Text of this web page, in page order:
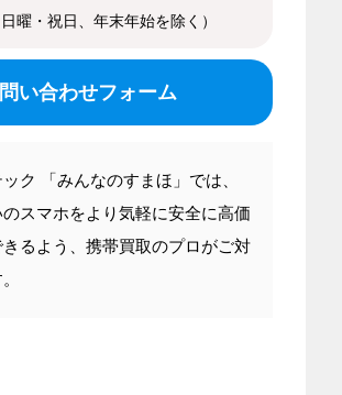
日曜・祝日、年末年始を除く）
い合わせフォーム
ク 「みんなのすまほ」では、
スマホをより気軽に安全に高価
るよう、携帯買取のプロがご対